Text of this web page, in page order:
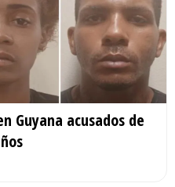
Guyana acusados de